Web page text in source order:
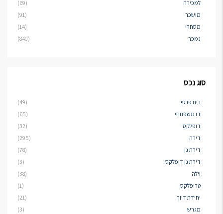
למכירה
(69)
מושכר
(91)
מסחרי
(14)
נמכר
(840)
סוג נכס
בית פרטי
(49)
דו משפחתי
(65)
דופלקס
(32)
דירה
(295)
דירת גן
(78)
דירת גן דופלקס
(3)
וילה
(38)
טריפלקס
(1)
יחידת דיור
(21)
מגרש
(3)